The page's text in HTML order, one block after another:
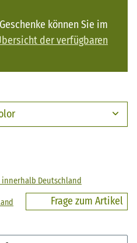
können Sie im
der verfügbaren
Deutschland
Frage zum Artikel